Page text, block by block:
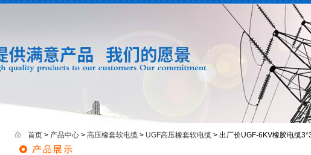
首页 > 产品中心 > 高压橡套软电缆 > UGF高压橡套软电缆 > 出厂价UGF-6KV橡胶电缆